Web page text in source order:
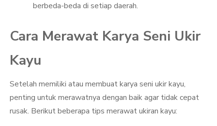
berbeda-beda di setiap daerah.
Cara Merawat Karya Seni Ukir
Kayu
Setelah memiliki atau membuat karya seni ukir kayu,
penting untuk merawatnya dengan baik agar tidak cepat
rusak. Berikut beberapa tips merawat ukiran kayu: